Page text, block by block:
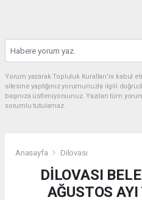
Yorum yazarak Topluluk Kuralları’nı
sitesine yaptığınız yorumunuzla ilgili
başınıza üstleniyorsunuz. Yazılan tüm
sorumlu tutulamaz.
Anasayfa Dilovası
DİLOVASI
AĞUSTOS